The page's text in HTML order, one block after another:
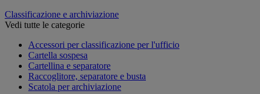
Classificazione e archiviazione
Vedi tutte le categorie
Accessori per classificazione per l'ufficio
Cartella sospesa
Cartellina e separatore
Raccoglitore, separatore e busta
Scatola per archiviazione